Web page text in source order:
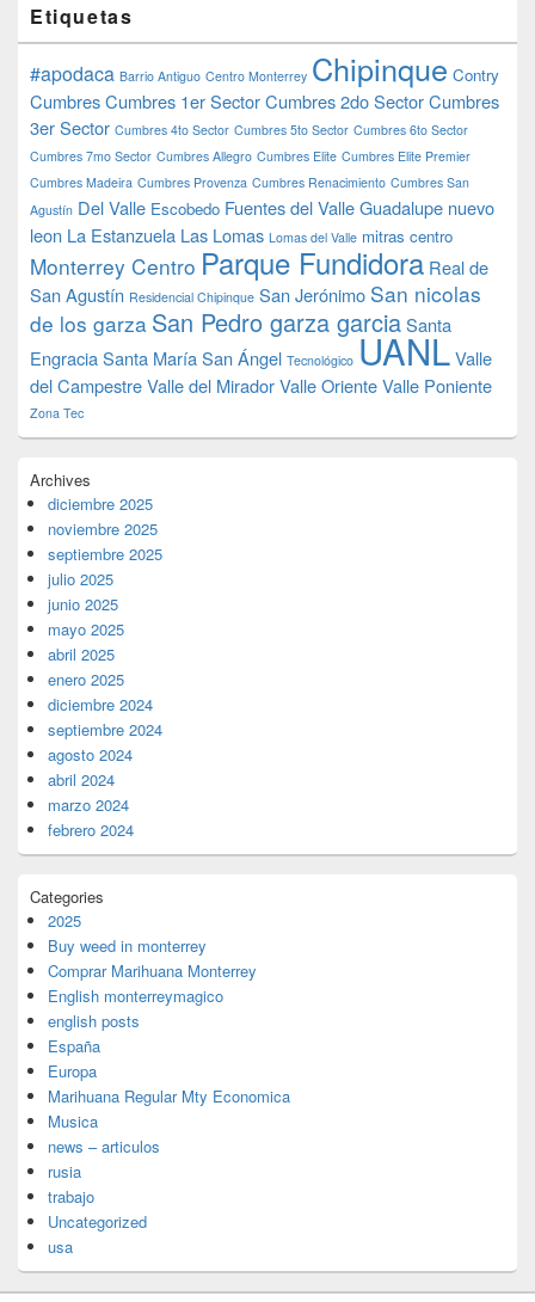
Etiquetas
#apodaca Barrio Antiguo Centro Monterrey Chipinque Contry
CumbresCumbres 1er SectorCumbres 2do SectorCumbres
3er Sector Cumbres 4to Sector Cumbres 5to Sector Cumbres 6to Sector
Cumbres 7mo Sector Cumbres Allegro Cumbres Elite Cumbres Elite Premier
Cumbres Madeira Cumbres Provenza Cumbres Renacimiento Cumbres San
Agustín Del Valle Escobedo Fuentes del ValleGuadalupe nuevo
leon La Estanzuela Las Lomas Lomas del Valle mitras centro
Monterrey Centro Parque Fundidora Real de
San Agustín Residencial Chipinque San Jerónimo San nicolas
de los garza San Pedro garza garciaSanta
EngraciaSanta MaríaSan Ángel Tecnológico UANLValle
del CampestreValle del MiradorValle OrienteValle Poniente
Zona Tec
Archives
diciembre 2025
noviembre 2025
septiembre 2025
julio 2025
junio 2025
mayo 2025
abril 2025
enero 2025
diciembre 2024
septiembre 2024
agosto 2024
abril 2024
marzo 2024
febrero 2024
Categories
2025
Buy weed in monterrey
Comprar Marihuana Monterrey
English monterreymagico
english posts
España
Europa
Marihuana Regular Mty Economica
Musica
news – articulos
rusia
trabajo
Uncategorized
usa